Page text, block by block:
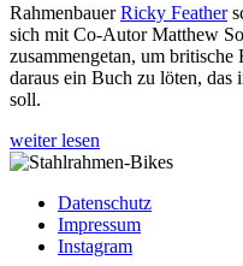
RahmenbauerRicky Feather
sich mit Co-Autor Matthew
zusammengetan, um britische
daraus ein Buch zu löten, das
soll.
weiter lesen
Datenschutz
Impressum
Instagram